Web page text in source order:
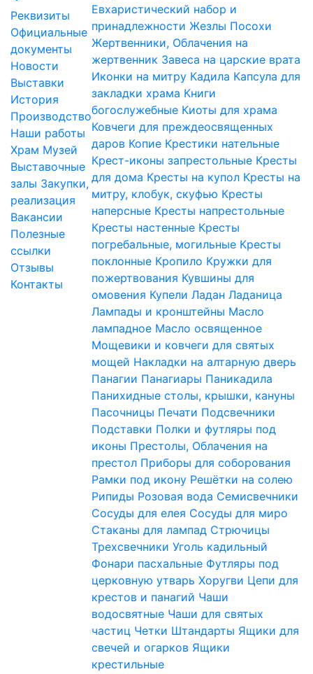
Реквизиты
Официальные
документы
Новости
Выставки
История
Производство
Наши работы
Храм Музей
Выставочные
залы Закупки,
реализация
Вакансии
Полезные
ссылки
Отзывы
Контакты
Евхаристический набор и
принадлежности Жезлы Посохи
Жертвенники, Облачения на
жертвенник Завеса на царские врата
Иконки на митру Кадила Капсула для
закладки храма Книги
богослужебные Киоты для храма
Ковчеги для преждеосвященных
даров Копие Крестики нательные
Крест-иконы запрестольные Кресты
для дома Кресты на купол Кресты на
митру, клобук, скуфью Кресты
наперсные Кресты напрестольные
Кресты настенные Кресты
погребальные, могильные Кресты
поклонные Кропило Кружки для
пожертвования Кувшины для
омовения Купели Ладан Ладаница
Лампады и кронштейны Масло
лампадное Масло освященное
Мощевики и ковчеги для святых
мощей Накладки на алтарную дверь
Панагии Панагиары Паникадила
Панихидные столы, крышки, кануны
Пасочницы Печати Подсвечники
Подставки Полки и футляры под
иконы Престолы, Облачения на
престол Приборы для соборования
Рамки под икону Решётки на солею
Рипиды Розовая вода Семисвечники
Сосуды для елея Сосуды для миро
Стаканы для лампад Стрючицы
Трехсвечники Уголь кадильный
Фонари пасхальные Футляры под
церковную утварь Хоругви Цепи для
крестов и панагий Чаши
водосвятные Чаши для святых
частиц Четки Штандарты Ящики для
свечей и огарков Ящики
крестильные